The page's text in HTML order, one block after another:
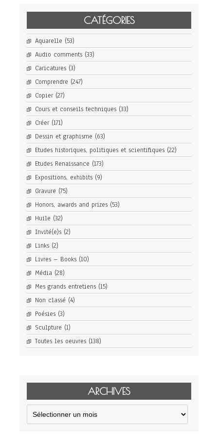
CATÉGORIES
Aquarelle (53)
Audio comments (33)
Caricatures (3)
Comprendre (247)
Copier (27)
Cours et conseils techniques (33)
Créer (171)
Dessin et graphisme (63)
Etudes historiques, politiques et scientifiques (22)
Etudes Renaissance (173)
Expositions, exhibits (9)
Gravure (75)
Honors, awards and prizes (53)
Huile (32)
Invité(e)s (2)
Links (2)
Livres – Books (10)
Média (28)
Mes grands entretiens (15)
Non classé (4)
Poésies (3)
Sculpture (1)
Toutes les oeuvres (138)
ARCHIVES
Archives